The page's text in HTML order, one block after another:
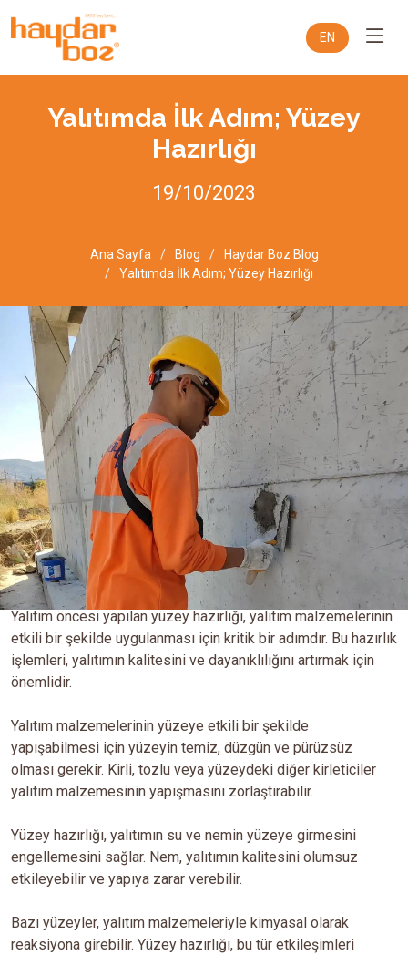
EN
Yalıtımda İlk Adım; Yüzey
Hazırlığı
19/10/2023
Ana Sayfa Blog
Haydar Boz Blog
Yalıtımda İlk Adım; Yüzey Hazırlığı
Yalıtım öncesi yapılan yüzey hazırlığı, yalıtım malzemelerinin
etkili bir şekilde uygulanması için kritik bir adımdır. Bu hazırlık
işlemleri, yalıtımın kalitesini ve dayanıklılığını artırmak için
önemlidir.
Yalıtım malzemelerinin yüzeye etkili bir şekilde
yapışabilmesi için yüzeyin temiz, düzgün ve pürüzsüz
olması gerekir. Kirli, tozlu veya yüzeydeki diğer kirleticiler
yalıtım malzemesinin yapışmasını zorlaştırabilir.
Yüzey hazırlığı, yalıtımın su ve nemin yüzeye girmesini
engellemesini sağlar. Nem, yalıtımın kalitesini olumsuz
etkileyebilir ve yapıya zarar verebilir.
Bazı yüzeyler, yalıtım malzemeleriyle kimyasal olarak
reaksiyona girebilir. Yüzey hazırlığı, bu tür etkileşimleri